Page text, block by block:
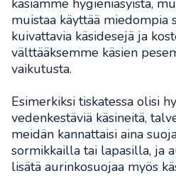
käsiämme hygieniasyistä,
muistaa käyttää miedompia
kuivattavia käsidesejä ja
välttääksemme käsien
vaikutusta.
Esimerkiksi tiskatessa olisi
vedenkestäviä käsineitä,
meidän kannattaisi aina
sormikkailla tai lapasilla, ja
lisätä aurinkosuojaa myös